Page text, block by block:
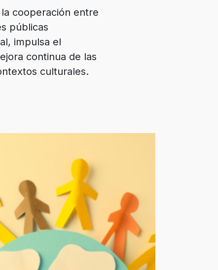
cooperación entre
públicas
impulsa el
continua de las
culturales.